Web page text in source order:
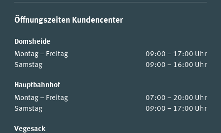
Öffnungszeiten Kundencenter
Domsheide
Montag – Freitag
09:00 – 17:00 Uhr
Samstag
09:00 – 16:00 Uhr
Hauptbahnhof
Montag – Freitag
07:00 – 20:00 Uhr
Samstag
09:00 – 17:00 Uhr
Vegesack